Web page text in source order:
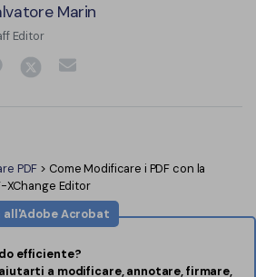
Marin
Editor
PDF > Come Modificare i PDF con la
XChange Editor
Acrobat
efficiente?
a modificare, annotare, firmare,